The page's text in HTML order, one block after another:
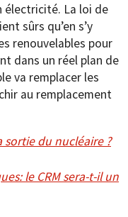
électricité. La loi de
sûrs qu’en s’y
renouvelables pour
dans un réel plan de
va remplacer les
au remplacement
du nucléaire ?
le CRM sera-t-il un